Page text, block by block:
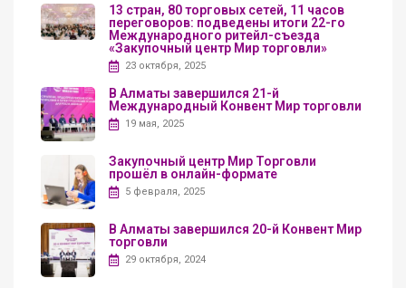
13 стран, 80 торговых сетей, 11 часов
переговоров: подведены итоги 22-го
Международного ритейл-съезда
«Закупочный центр Мир торговли»
23 октября, 2025
В Алматы завершился 21-й
Международный Конвент Мир торговли
19 мая, 2025
Закупочный центр Мир Торговли
прошёл в онлайн-формате
5 февраля, 2025
В Алматы завершился 20-й Конвент Мир
торговли
29 октября, 2024